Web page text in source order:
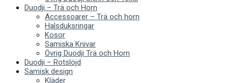
Duodji – Trä och Horn
Accessoarer – Trä och horn
Halsduksringar
Kosor
Samiska Knivar
Övrig Duodji Trä och Horn
Duodji – Rotslöjd
Samisk design
Kläder